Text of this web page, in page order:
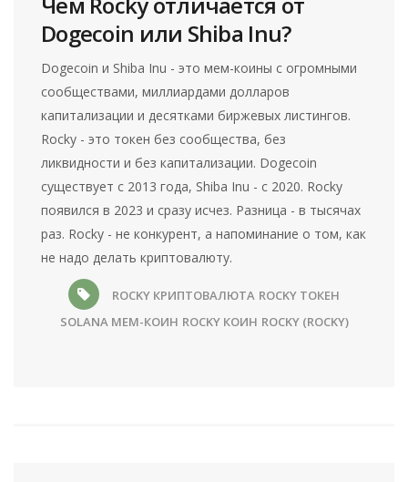
Dogecoin или Shiba Inu?
Dogecoin и Shiba Inu - это мем-коины с огромными
сообществами, миллиардами долларов
капитализации и десятками биржевых листингов.
Rocky - это токен без сообщества, без
ликвидности и без капитализации. Dogecoin
существует с 2013 года, Shiba Inu - с 2020. Rocky
появился в 2023 и сразу исчез. Разница - в тысячах
раз. Rocky - не конкурент, а напоминание о том, как
не надо делать криптовалюту.
ROCKY КРИПТОВАЛЮТА ROCKY ТОКЕН
SOLANA МЕМ-КОИН ROCKY КОИН ROCKY (ROCKY)